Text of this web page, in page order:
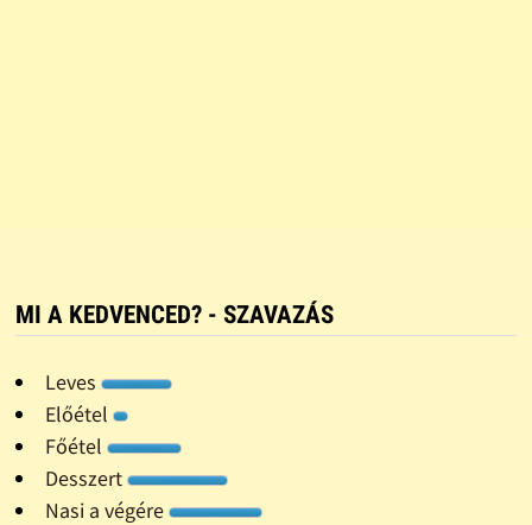
MI A KEDVENCED? - SZAVAZÁS
Leves
Előétel
Főétel
Desszert
Nasi a végére